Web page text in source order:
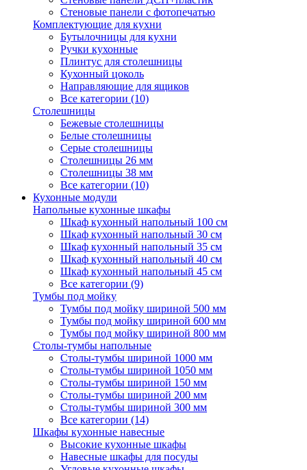
Стеновые панели с фотопечатью
Комплектующие для кухни
Бутылочницы для кухни
Ручки кухонные
Плинтус для столешницы
Кухонный цоколь
Направляющие для ящиков
Все категории (10)
Столешницы
Бежевые столешницы
Белые столешницы
Серые столешницы
Столешницы 26 мм
Столешницы 38 мм
Все категории (10)
Кухонные модули
Напольные кухонные шкафы
Шкаф кухонный напольный 100 см
Шкаф кухонный напольный 30 см
Шкаф кухонный напольный 35 см
Шкаф кухонный напольный 40 см
Шкаф кухонный напольный 45 см
Все категории (9)
Тумбы под мойку
Тумбы под мойку шириной 500 мм
Тумбы под мойку шириной 600 мм
Тумбы под мойку шириной 800 мм
Столы-тумбы напольные
Столы-тумбы шириной 1000 мм
Столы-тумбы шириной 1050 мм
Столы-тумбы шириной 150 мм
Столы-тумбы шириной 200 мм
Столы-тумбы шириной 300 мм
Все категории (14)
Шкафы кухонные навесные
Высокие кухонные шкафы
Навесные шкафы для посуды